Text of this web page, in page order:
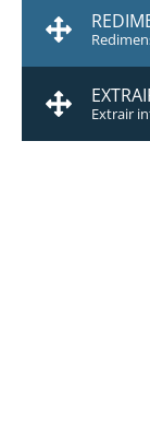
Extrair